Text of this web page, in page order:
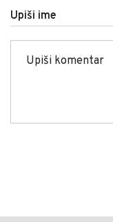
Upiši ime